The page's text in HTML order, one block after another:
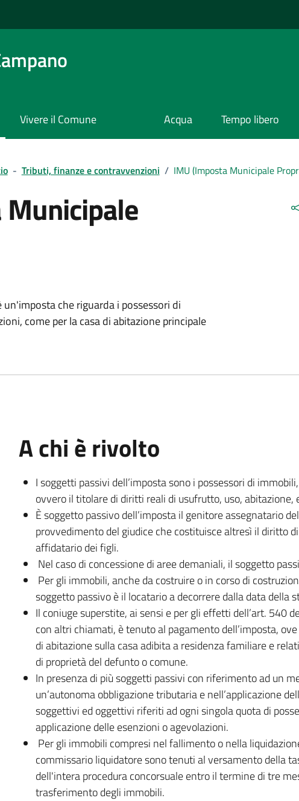
Vivere il Comune Acqua Tempo libero
- Tributi, finanze e contravvenzioni / IMU (Imposta Municipale
che riguarda i possessori di
come per la casa di abitazione principale
A chi è rivolto
I soggetti passivi dell’imposta sono i possessori di
ovvero il titolare di diritti reali di usufrutto, uso, abitazione,
È soggetto passivo dell’imposta il genitore assegnatario
provvedimento del giudice che costituisce altresì il diritto
affidatario dei figli.
Nel caso di concessione di aree demaniali, il soggetto
Per gli immobili, anche da costruire o in corso di
soggetto passivo è il locatario a decorrere dalla data della
Il coniuge superstite, ai sensi e per gli effetti dell’art. 540
con altri chiamati, è tenuto al pagamento dell’imposta,
di abitazione sulla casa adibita a residenza familiare e
di proprietà del defunto o comune.
In presenza di più soggetti passivi con riferimento ad un
un’autonoma obbligazione tributaria e nell’applicazione
soggettivi ed oggettivi riferiti ad ogni singola quota di
applicazione delle esenzioni o agevolazioni.
Per gli immobili compresi nel fallimento o nella
commissario liquidatore sono tenuti al versamento della
dell'intera procedura concorsuale entro il termine di tre
trasferimento degli immobili.